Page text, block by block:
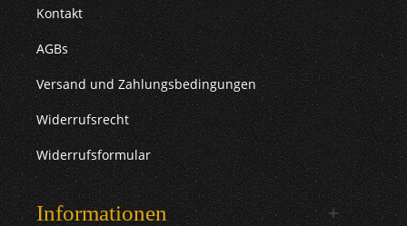
Kontakt
AGBs
Versand und Zahlungsbedingungen
Widerrufsrecht
Widerrufsformular
Informationen